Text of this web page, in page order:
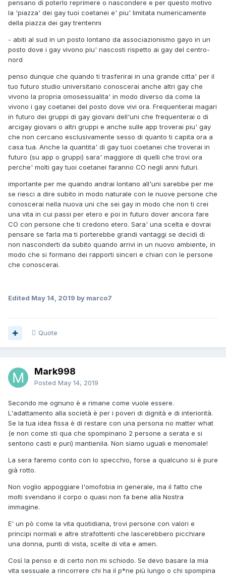
pensano di poterlo reprimere o nascondere e per questo motivo
la 'piazza' dei gay tuoi coetanei e' piu' limitata numericamente
della piazza dei gay trentenni
- abiti al sud in un posto lontano da associazionismo gayo in un
posto dove i gay vivono piu' nascosti rispetto ai gay del centro-
nord
penso dunque che quando ti trasferirai in una grande citta' per il
tuo futuro studio universitario conoscerai anche altri gay che
vivono la propria omosessualita' in modo diverso da come la
vivono i gay coetanei del posto dove vivi ora. Frequenterai magari
in futuro dei gruppi di gay giovani dell'uni che frequenterai o di
arcigay giovani o altri gruppi e anche sulle app troverai piu' gay
che non cercano esclusivamente sesso di quanto ti capita ora a
casa tua. Anche la quantita' di gay tuoi coetanei che troverai in
futuro (su app o gruppi) sara' maggiore di quelli che trovi ora
perche' molti gay tuoi coetanei faranno CO negli anni futuri.
importante per me quando andrai lontano all'uni sarebbe per me
se riesci a dire subito in modo naturale con le nuove persone che
conoscerai nella nuova uni che sei gay in modo che non ti crei
una vita in cui passi per etero e poi in futuro dover ancora fare
CO con persone che ti credono etero. Sara' una scelta e dovrai
pensare se farla ma ti porterebbe grandi vantaggi se decidi di
non nasconderti da subito quando arrivi in un nuovo ambiente, in
modo che si formano dei rapporti sinceri e chiari con le persone
che conoscerai.
Edited May 14, 2019 by marco7
Quote
Mark998
Posted May 14, 2019
Secondo me ognuno è e rimane come vuole essere.
L'adattamento alla società è per i poveri di dignità e di interiorità.
Se la tua idea fissa è di restare con una persona no matter what
(e non come sti qua che spompinano 2 persone a serata e si
sentono casti e puri) mantienila. Non siamo uguali e menomale!
La sera faremo conto con lo specchio, forse a qualcuno si è pure
già rotto.
Non voglio appoggiare l'omofobia in generale, ma il fatto che
molti svendano il corpo o quasi non fa bene alla Nostra
immagine.
E' un pò come la vita quotidiana, trovi persone con valori e
principi normali e altre strafottenti che lascerebbero picchiare
una donna, punti di vista, scelte di vita e amen.
Così la penso e di certo non mi schiodo. Se devo basare la mia
vita sessuale a rincorrere chi ha il p*ne più lungo o chi spompina